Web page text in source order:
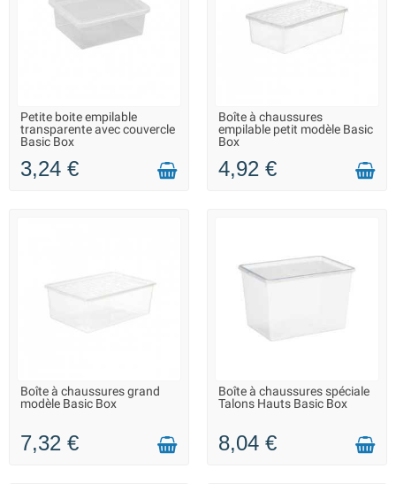
LIVRAISON 2 À 3 JOURS
Petite boite empilable
transparente avec couvercle
Basic Box
3,24 €
LIVRAISON 2 À 3 JOURS
Boîte à chaussures
empilable petit modèle Basic
Box
4,92 €
LIVRAISON 2 À 3 JOURS
Boîte à chaussures grand
modèle Basic Box
7,32 €
LIVRAISON 2 À 3 JOURS
Boîte à chaussures spéciale
Talons Hauts Basic Box
8,04 €